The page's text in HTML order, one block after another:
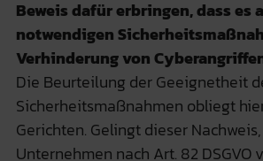
Beweis dafür erbringen, dass es
notwendigen
Verhinderung von
Die Beurteilung der Geeignetheit
Sicherheitsmaßnahmen obliegt
Gerichten. Gelingt dieser
Unternehmen nach Art. 82 DSGVO